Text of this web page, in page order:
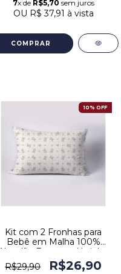
7x de R$5,70 sem juros
OU R$ 37,91 à vista
10% OFF
Kit com 2 Fronhas para
Bebê em Malha 100%
Algodão Estampa Ursinho
Bege
R$29,90 R$26,90